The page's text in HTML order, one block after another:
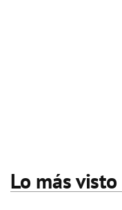
Lo más visto